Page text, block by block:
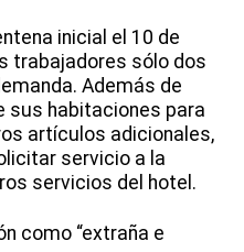
inicial el 10 de
trabajadores sólo dos
Además de
sus habitaciones para
artículos adicionales,
servicio a la
servicios del hotel.
como “extraña e